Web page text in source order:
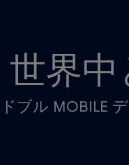
世界中
ブル MOBILE